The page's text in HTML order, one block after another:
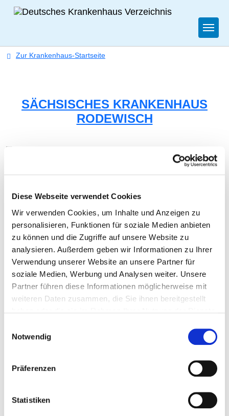
Diese Webseite verwendet Cookies
Wir verwenden Cookies, um Inhalte und Anzeigen zu
personalisieren, Funktionen für soziale Medien anbieten
zu können und die Zugriffe auf unsere Website zu
analysieren. Außerdem geben wir Informationen zu Ihrer
Verwendung unserer Website an unsere Partner für
soziale Medien, Werbung und Analysen weiter. Unsere
Partner führen diese Informationen möglicherweise mit
weiteren Daten zusammen, die Sie ihnen bereitgestellt
Notwendig
Präferenzen
Statistiken
Zur Krankenhaus-Startseite
SÄCHSISCHES KRANKENHAUS
RODEWISCH
KLINIK FÜR NEUROLOGIE
Bahnhofstraße 1
08228 Rodewisch
Tel.:03744-366-8384
Fax: 03744-366-8391
ed.neshcas.sms.orhks@eigoloruen
Anfahrt
Informationen und Leistungen der Fachabteilung